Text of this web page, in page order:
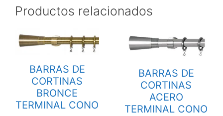
Productos relacionados
BARRAS DE
CORTINAS
BRONCE
TERMINAL CONO
Este
producto
múltiples
variantes.
opciones
BARRAS DE
CORTINAS
ACERO
TERMINAL CONO
Este
producto
múltiples
variantes.
opciones